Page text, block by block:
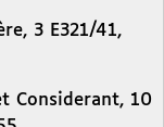
3 E321/41,
Considerant, 10